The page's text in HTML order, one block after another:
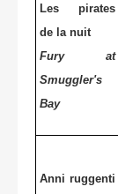
Les pirates
de la nuit
Fury at
Smuggler's
Bay
Anni ruggenti